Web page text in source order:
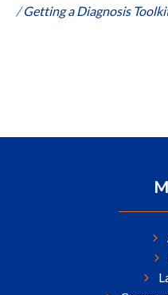
/Getting a Diagnosis